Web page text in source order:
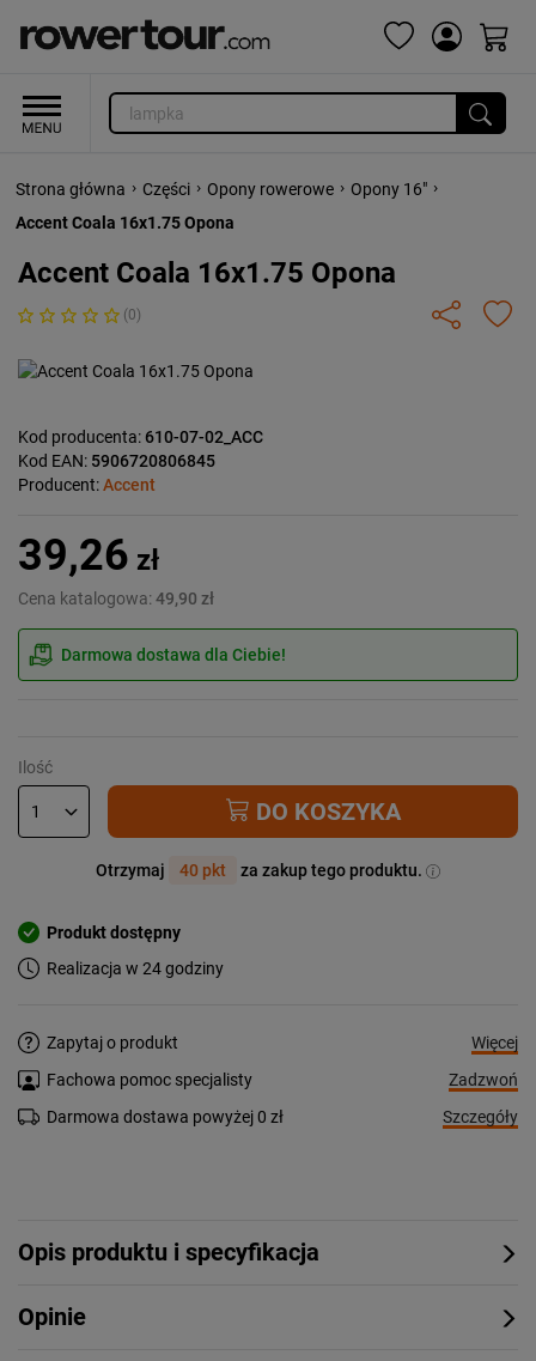
Strona główna › Części › Opony rowerowe › Opony 16" ›
Accent Coala 16x1.75 Opona
Accent Coala 16x1.75 Opona
(0)
Kod producenta:610-07-02_ACC
Kod EAN: 5906720806845
Producent:Accent
39,26 zł
Cena katalogowa: 49,90 zł
Darmowa dostawa dla Ciebie!
Ilość
DO KOSZYKA
Otrzymaj 40 pkt za zakup tego produktu.
Produkt dostępny
Realizacja w 24 godziny
Zapytaj o produkt
Więcej
Fachowa pomoc specjalisty
Zadzwoń
Darmowa dostawa powyżej 0 zł
Szczegóły
Opis produktu i specyfikacja
Opinie